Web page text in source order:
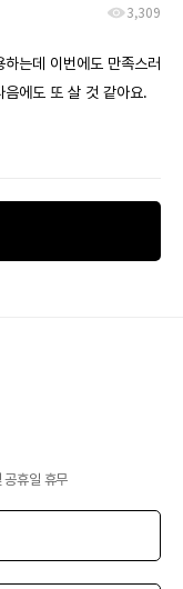
3,309
는데 이번에도 만족스러
에도 또 살 것 같아요.
휴일 휴무